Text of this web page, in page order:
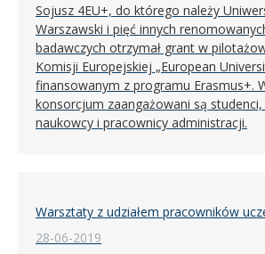
Sojusz 4EU+, do którego należy
Warszawski i pięć innych
badawczych otrzymał grant w
Komisji Europejskiej „European
finansowanym z programu Erasmus+.
konsorcjum zaangażowani są
naukowcy i pracownicy administracji.
Warsztaty z udziałem pracowników
28-06-2019